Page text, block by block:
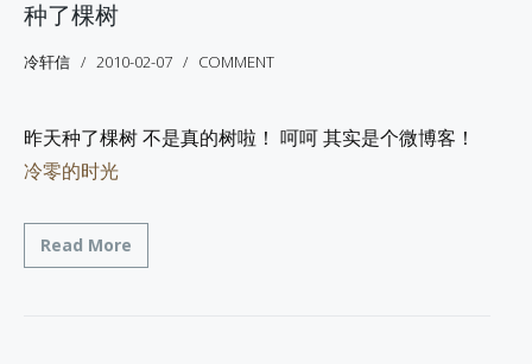
种了棵树
冷轩信 2010-02-07 COMMENT
昨天种了棵树 不是真的树啦！ 呵呵 其实是个微博客！
冷零的时光
Read More